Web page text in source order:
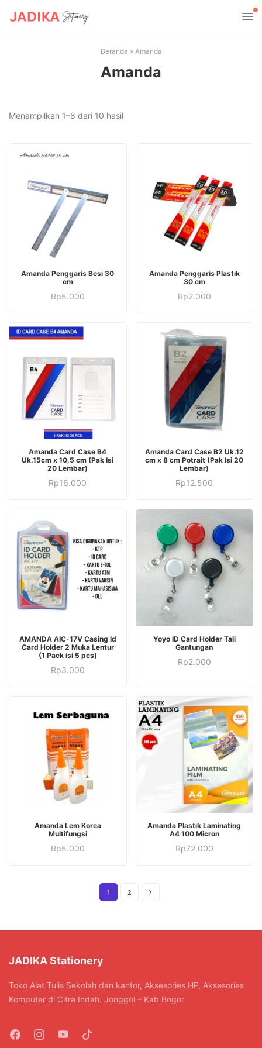
Beranda » Amanda
Amanda
Menampilkan 1–8 dari 10 hasilDiurutkan
Amanda Penggaris Besi 30
cm
Rp5.000
Amanda Penggaris Plastik
30 cm
Rp2.000
Amanda Card Case B4
Uk.15cm x 10,5 cm (Pak Isi
20 Lembar)
Rp16.000
Amanda Card Case B2 Uk.12
cm x 8 cm Potrait (Pak Isi 20
Lembar)
Rp12.500
AMANDA AIC-17V Casing Id
Card Holder 2 Muka Lentur
(1 Pack isi 5 pcs)
Rp3.000
Yoyo ID Card Holder Tali
Gantungan
Rp2.000
Amanda Lem Korea
Multifungsi
Rp5.000
Amanda Plastik Laminating
A4 100 Micron
Rp72.000
1 2
JADIKA Stationery
Toko Alat Tulis Sekolah dan kantor, Aksesories HP, Aksesories
Komputer di Citra Indah. Jonggol – Kab Bogor